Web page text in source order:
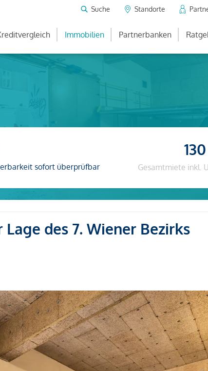
Suche Standorte
Immobilien Partnerbanken
sofort überprüfbar Gesamtmiete inkl.
des 7. Wiener Bezirks